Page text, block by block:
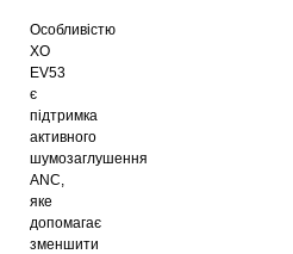
Особливістю
XO
EV53
є
підтримка
активного
шумозаглушення
ANC,
яке
допомагає
зменшити